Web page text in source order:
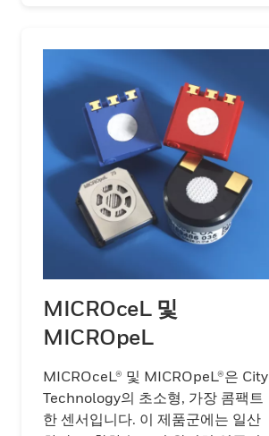
MICROceL 및
MICROpeL
MICROceL® 및 MICROpeL®은 City
Technology의 초소형, 가장 콤팩트
한 센서입니다. 이 제품군에는 일산